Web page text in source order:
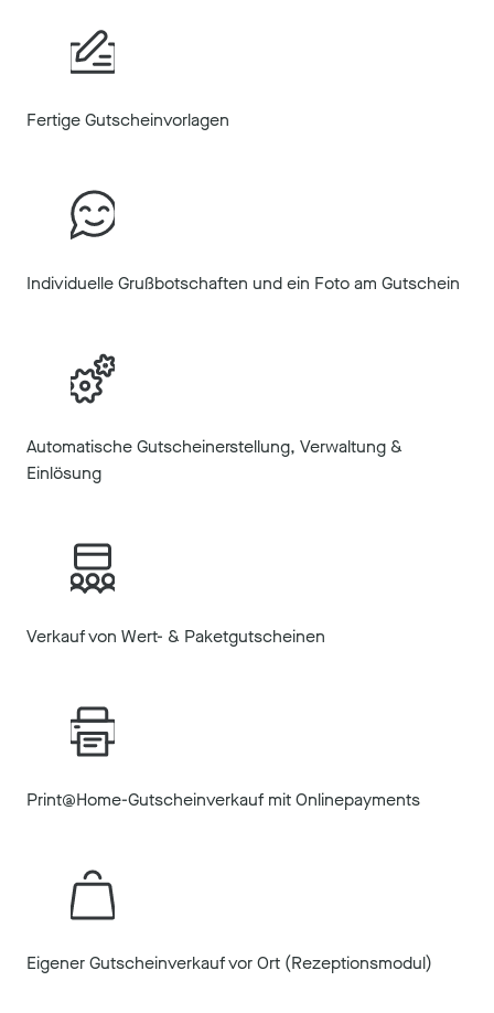
Fertige Gutscheinvorlagen
Individuelle Grußbotschaften und ein Foto am Gutschein
Automatische Gutscheinerstellung, Verwaltung &
Einlösung
Verkauf von Wert- & Paketgutscheinen
Print@Home-Gutscheinverkauf mit Onlinepayments
Eigener Gutscheinverkauf vor Ort (Rezeptionsmodul)